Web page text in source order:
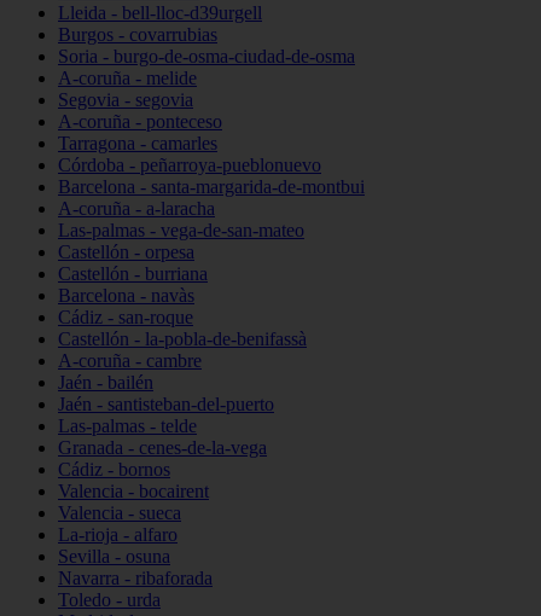
Lleida - bell-lloc-d39urgell
Burgos - covarrubias
Soria - burgo-de-osma-ciudad-de-osma
A-coruña - melide
Segovia - segovia
A-coruña - ponteceso
Tarragona - camarles
Córdoba - peñarroya-pueblonuevo
Barcelona - santa-margarida-de-montbui
A-coruña - a-laracha
Las-palmas - vega-de-san-mateo
Castellón - orpesa
Castellón - burriana
Barcelona - navàs
Cádiz - san-roque
Castellón - la-pobla-de-benifassà
A-coruña - cambre
Jaén - bailén
Jaén - santisteban-del-puerto
Las-palmas - telde
Granada - cenes-de-la-vega
Cádiz - bornos
Valencia - bocairent
Valencia - sueca
La-rioja - alfaro
Sevilla - osuna
Navarra - ribaforada
Toledo - urda